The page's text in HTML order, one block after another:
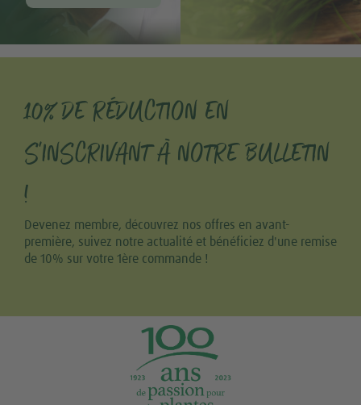
10% DE RÉDUCTION EN
S'INSCRIVANT À NOTRE BULLETIN
!
Devenez membre, découvrez nos offres en avant-
première, suivez notre actualité et bénéficiez d'une remise
de 10% sur votre 1ère commande !